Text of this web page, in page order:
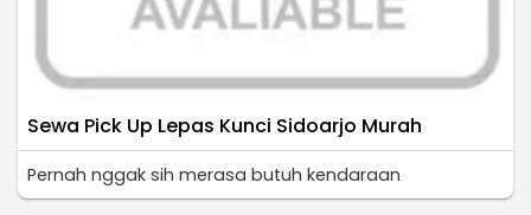
Sewa Pick Up Lepas Kunci Sidoarjo Murah
Pernah nggak sih merasa butuh kendaraan